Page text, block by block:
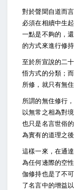
對於聲聞自道而
必須在相續中生
一點是不夠的，
的方式來進行修持
至於所宣說的二
悟方式的分類；
所修，就只有無
所謂的無住修行
以無常之相為對
也只是名言世俗
為實有的道理之
這樣一來，在通
為任何邊際的空
伽修持也是了不
了名言中的增益